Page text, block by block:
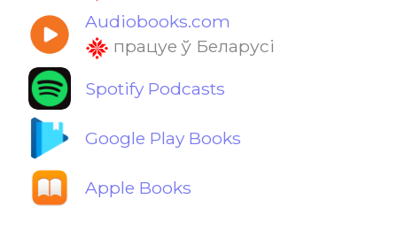
Audiobooks.com
працуе ў Беларусі
Spotify Podcasts
Google Play Books
Apple Books